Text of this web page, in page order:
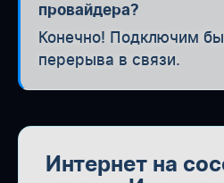
провайдера?
Конечно! Подключим
перерыва в связи.
Интернет на